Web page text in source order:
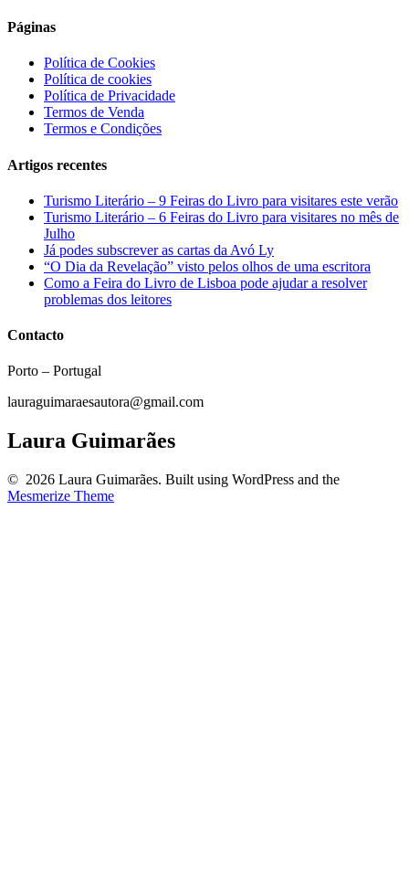
Páginas
Política de Cookies
Política de cookies
Política de Privacidade
Termos de Venda
Termos e Condições
Artigos recentes
Turismo Literário – 9 Feiras do Livro para visitares este verão
Turismo Literário – 6 Feiras do Livro para visitares no mês de
Julho
Já podes subscrever as cartas da Avó Ly
“O Dia da Revelação” visto pelos olhos de uma escritora
Como a Feira do Livro de Lisboa pode ajudar a resolver
problemas dos leitores
Contacto
Porto – Portugal
lauraguimaraesautora@gmail.com
Laura Guimarães
© 2026 Laura Guimarães. Built using WordPress and the
Mesmerize Theme